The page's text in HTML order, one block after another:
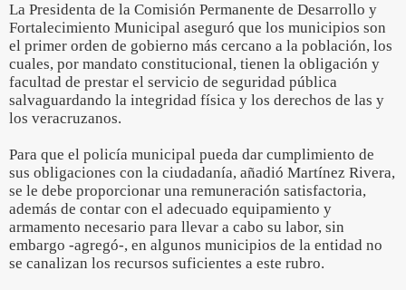
La Presidenta de la Comisión Permanente de Desarrollo y
Fortalecimiento Municipal aseguró que los municipios son
el primer orden de gobierno más cercano a la población, los
cuales, por mandato constitucional, tienen la obligación y
facultad de prestar el servicio de seguridad pública
salvaguardando la integridad física y los derechos de las y
los veracruzanos.
Para que el policía municipal pueda dar cumplimiento de
sus obligaciones con la ciudadanía, añadió Martínez Rivera,
se le debe proporcionar una remuneración satisfactoria,
además de contar con el adecuado equipamiento y
armamento necesario para llevar a cabo su labor, sin
embargo -agregó-, en algunos municipios de la entidad no
se canalizan los recursos suficientes a este rubro.